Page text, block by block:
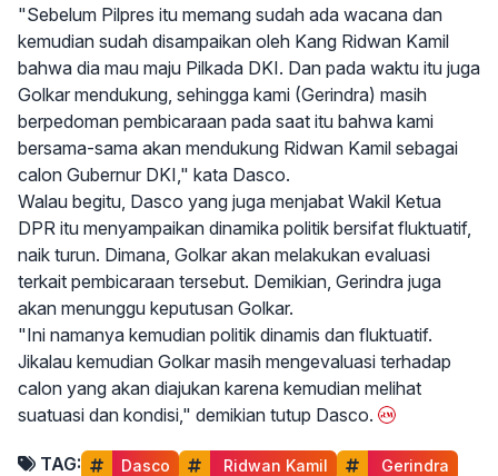
"Sebelum Pilpres itu memang sudah ada wacana dan
kemudian sudah disampaikan oleh Kang Ridwan Kamil
bahwa dia mau maju Pilkada DKI. Dan pada waktu itu juga
Golkar mendukung, sehingga kami (Gerindra) masih
berpedoman pembicaraan pada saat itu bahwa kami
bersama-sama akan mendukung Ridwan Kamil sebagai
calon Gubernur DKI," kata Dasco.
Walau begitu, Dasco yang juga menjabat Wakil Ketua
DPR itu menyampaikan dinamika politik bersifat fluktuatif,
naik turun. Dimana, Golkar akan melakukan evaluasi
terkait pembicaraan tersebut. Demikian, Gerindra juga
akan menunggu keputusan Golkar.
"Ini namanya kemudian politik dinamis dan fluktuatif.
Jikalau kemudian Golkar masih mengevaluasi terhadap
calon yang akan diajukan karena kemudian melihat
suatuasi dan kondisi," demikian tutup Dasco.
TAG: Dasco Ridwan Kamil
Gerindra